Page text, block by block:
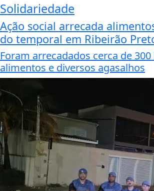
Solidariedade
Ação social arrecada
do temporal em Ribeirão
Foram arrecadados cerca de
alimentos e diversos agasalhos